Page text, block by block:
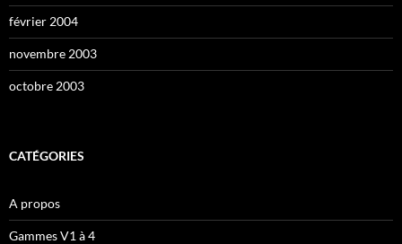
février 2004
novembre 2003
octobre 2003
CATÉGORIES
A propos
Gammes V1 à 4